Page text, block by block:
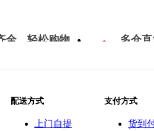
全，轻松购物 多仓
配送方式
上门自提
支付方式
货到